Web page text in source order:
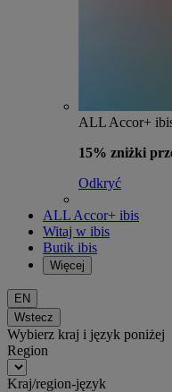
ALL Accor+
15% zniżki
Odkryć
ALL Accor+ ibis
Witaj w ibis
Butik ibis
Więcej
EN
Wstecz
Wybierz kraj i język poniżej
Region
Kraj/region-język